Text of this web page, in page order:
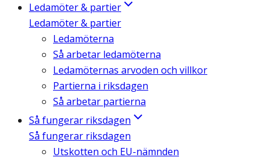
Ledamöter & partier
Ledamöter & partier
Ledamöterna
Så arbetar ledamöterna
Ledamöternas arvoden och villkor
Partierna i riksdagen
Så arbetar partierna
Så fungerar riksdagen
Så fungerar riksdagen
Utskotten och EU-nämnden